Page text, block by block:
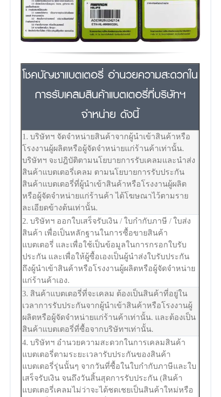
โชคบัญชาแบตเตอรี่ อำนวยความสะดวกใน
การรับเคลมสินค้าแบตเตอรี่ที่บริษัทฯ
จำหน่าย ดังนี้
1. บริษัทฯ จัดจำหน่ายสินค้าจากผู้นำเข้าสินค้าหรือ
โรงงานผู้ผลิตหรือผู้จัดจำหน่ายแก่ร้านค้าเท่านั้น.
บริษัทฯ จะปฎิบัติตามนโยบายการรับเคลมและนำส่ง
สินค้าแบตเตอรี่เคลม ตามนโยบายการรับประกัน
สินค้าแบตเตอรี่ที่ผู้นำเข้าสินค้าหรือโรงงานผู้ผลิต
หรือผู้จัดจำหน่ายแก่ร้านค้า ได้โฆษณาไว้ตามราย
ละเอียดข้างต้นเท่านั้น.
2. บริษัทฯ ออกใบเสร็จรับเงิน / ใบกำกับภาษี / ใบส่ง
สินค้า เพื่อเป็นหลักฐานในการซื้อขายสินค้า
แบตเตอรี่ และเพื่อใช้เป็นข้อมูลในการกรอกใบรับ
ประกัน และเพื่อให้ผู้ซื้อเองเป็นผู้นำส่งใบรับประกัน
ถึงผู้นำเข้าสินค้าหรือโรงงานผู้ผลิตหรือผู้จัดจำหน่าย
แก่ร้านค้าเอง.
3. สินค้าแบตเตอรี่ที่จะเคลม ต้องเป็นสินค้าที่อยู่ใน
เวลาการรับประกันจากผู้นำเข้าสินค้าหรือโรงงานผู้
ผลิตหรือผู้จัดจำหน่ายแก่ร้านค้าเท่านั้น. และต้องเป็น
สินค้าแบตเตอรี่ที่ซื้อจากบริษัทฯเท่านั้น.
4. บริษัทฯ อำนวยความสะดวกในการเคลมสินค้า
แบตเตอรี่ตามระยะเวลารับประกันของสินค้า
แบตเตอรี่รุ่นนั้นๆ จากวันที่ซื้อในใบกำกับภาษีและใบ
เสร็จรับเงิน จนถึงวันสิ้นสุดการรับประกัน (สินค้า
แบตเตอรี่เคลมไม่ว่าจะได้ชดเชยเป็นสินค้าใหม่หรือ